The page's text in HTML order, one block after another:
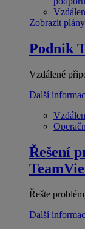
Zobrazit
Podnik
Vzdálené
Další
Řešení
Řešte
Další